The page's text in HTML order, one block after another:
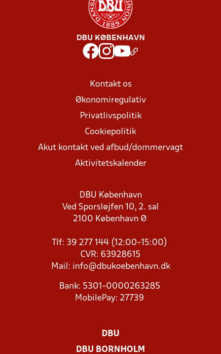
DBU KØBENHAVN
Kontakt os
Økonomiregulativ
Privatlivspolitik
Cookiepolitik
Akut kontakt ved afbud/dommervagt
Aktivitetskalender
DBU København
Ved Sporsløjfen 10, 2. sal
2100 København Ø
Tlf: 39 277 144 (12:00-15:00)
CVR: 63928615
Mail: info@dbukoebenhavn.dk
Bank: 5301-0000263285
MobilePay: 27739
DBU
DBU BORNHOLM